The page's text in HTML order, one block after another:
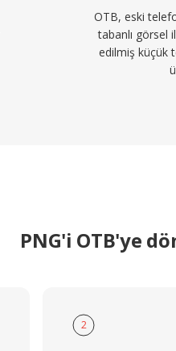
OTB, eski
tabanlı görsel
edilmiş küçük
PNG'i OTB'ye
2